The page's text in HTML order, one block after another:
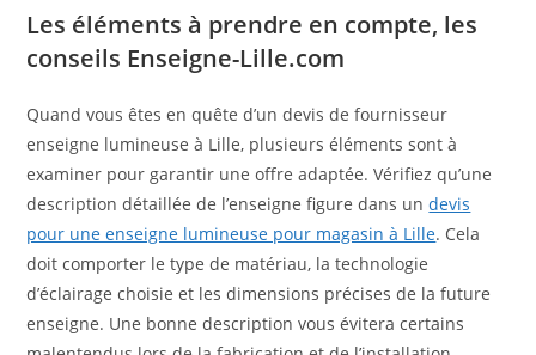
Les éléments à prendre en compte, les
conseils Enseigne-Lille.com
Quand vous êtes en quête d’un devis de fournisseur
enseigne lumineuse à Lille, plusieurs éléments sont à
examiner pour garantir une offre adaptée. Vérifiez qu’une
description détaillée de l’enseigne figure dans undevis
pour une enseigne lumineuse pour magasin à Lille. Cela
doit comporter le type de matériau, la technologie
d’éclairage choisie et les dimensions précises de la future
enseigne. Une bonne description vous évitera certains